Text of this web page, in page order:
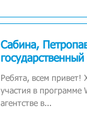
Сабина,
Ребята, всем привет!
участия в программе
агентстве в...